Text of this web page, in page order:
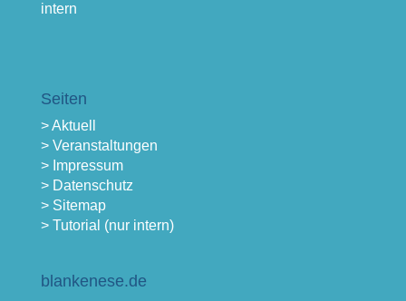
intern
Seiten
> Aktuell
> Veranstaltungen
> Impressum
> Datenschutz
> Sitemap
> Tutorial (nur intern)
blankenese.de